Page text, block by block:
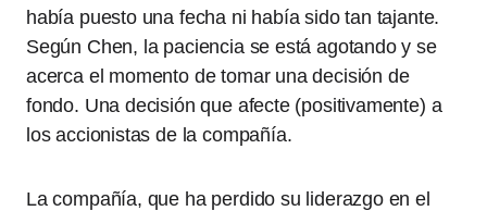
había puesto una fecha ni había sido tan tajante.
Según Chen, la paciencia se está agotando y se
acerca el momento de tomar una decisión de
fondo. Una decisión que afecte (positivamente) a
los accionistas de la compañía.
La compañía, que ha perdido su liderazgo en el